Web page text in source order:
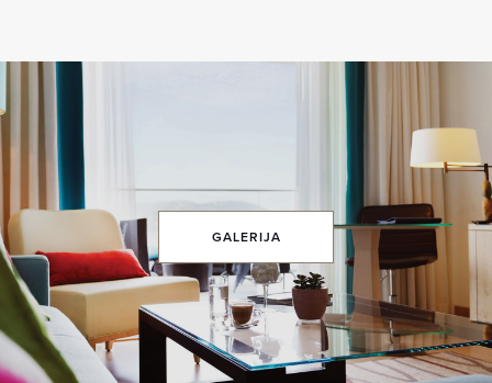
GALERIJA